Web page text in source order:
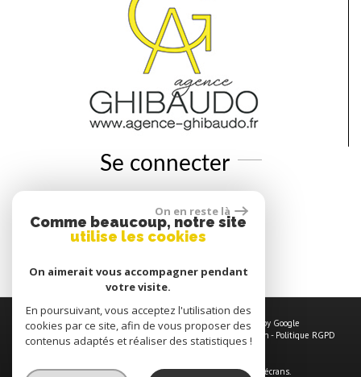
Se connecter
Espace propriétaires
Espace copropriétaires
© 2026 | Tous droits réservés | Traduction powered by Google
Plan du site
Mentions légales - Nos honoraires - Liens Admin - Politique RGPD
un seul site adaptable à tous les types d'écrans.
On en reste là
Comme beaucoup, notre site
utilise les cookies
On aimerait vous accompagner pendant
votre visite.
En poursuivant, vous acceptez l'utilisation des
cookies par ce site, afin de vous proposer des
contenus adaptés et réaliser des statistiques !